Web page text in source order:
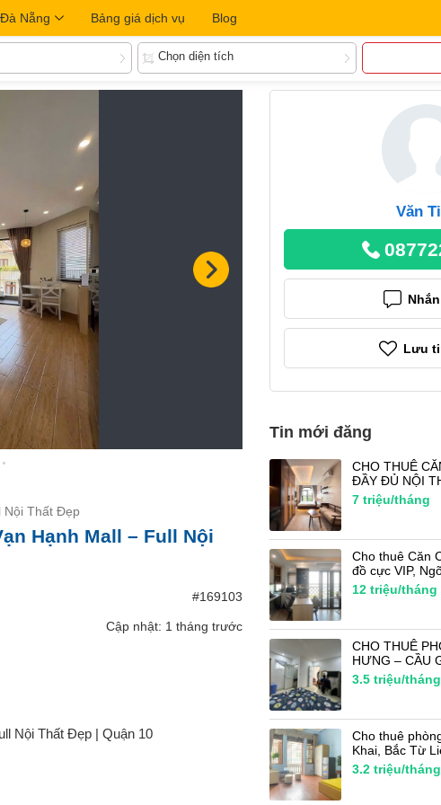
Đà Nẵng Bảng giá dịch vụ Blog
Chọn diện tích
Nội Thất Đẹp
Hạnh Mall – Full Nội
#169103
Cập nhật: 1 tháng trước
Nội Thất Đẹp | Quận 10
Văn
Lưu
Tin mới đăng
CHO THUÊ
ĐẦY ĐỦ NỘI
7 triệu/tháng
Cho thuê Căn
đồ cực VIP,
12 triệu/tháng
CHO THUÊ
HƯNG – CẦU
3.5 triệu/tháng
Cho thuê
Khai, Bắc Từ
3.2 triệu/tháng